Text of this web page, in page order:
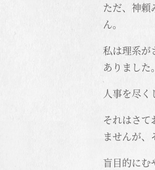
ただ、神頼
ん。
私は理系が
ありました。
人事を尽
それはさ
ませんが、
盲目的にむ